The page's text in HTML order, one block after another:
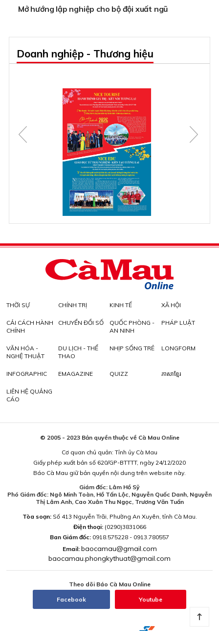
Mở hướng lập nghiệp cho bộ đội xuất ngũ
Doanh nghiệp - Thương hiệu
THỜI SỰ CHÍNH TRỊ KINH TẾ XÃ HỘI
CẢI CÁCH HÀNH
CHÍNH
CHUYỂN ĐỔI SỐ
QUỐC PHÒNG -
AN NINH
PHÁP LUẬT
VĂN HÓA -
NGHỆ THUẬT
DU LỊCH - THỂ
THAO
NHỊP SỐNG TRẺ LONGFORM
INFOGRAPHIC EMAGAZINE QUIZZ ភាសាខ្មែរ
LIÊN HỆ QUẢNG
CÁO
© 2005 - 2023 Bản quyền thuộc về Cà Mau Online
Cơ quan chủ quản: Tỉnh ủy Cà Mau
Giấy phép xuất bản số 620/GP-BTTTT, ngày 24/12/2020
Báo Cà Mau giữ bản quyền nội dung trên website này.
Giám đốc: Lâm Hồ Sỹ
Phó Giám đốc: Ngô Minh Toàn, Hồ Tấn Lộc, Nguyễn Quốc Danh, Nguyễn
Thị Lâm Anh, Cao Xuân Thu Ngọc, Trương Văn Tuấn
Tòa soạn:Số 413 Nguyễn Trãi, Phường An Xuyên, tỉnh Cà Mau.
Điện thoại: (0290)3831066
Ban Giám đốc: 0918.575228 - 0913.780557
Email: baocamau@gmail.com
baocamau.phongkythuat@gmail.com
Theo dõi Báo Cà Mau Online
Facebook Youtube